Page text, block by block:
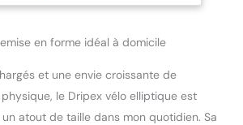
en forme idéal à domicile
et une envie croissante de
le Dripex vélo elliptique est
atout de taille dans mon quotidien. Sa